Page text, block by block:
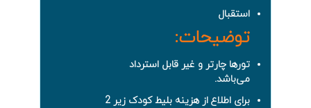
استقبال
توضیحات:
تورها چارتر و غیر قابل استرداد
می‌باشد.
برای اطلاع از هزینه بلیط کودک زیر 2